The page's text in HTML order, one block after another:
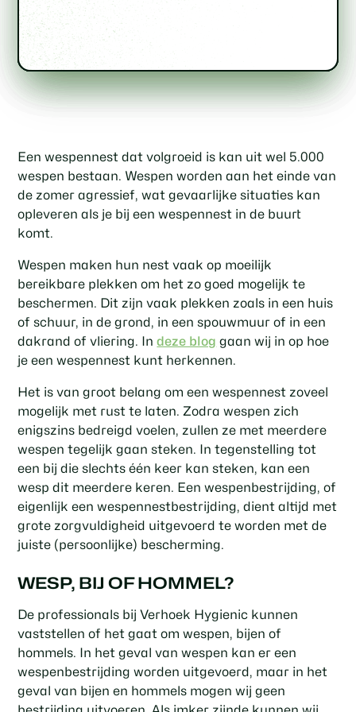
Een wespennest dat volgroeid is kan uit wel 5.000
wespen bestaan. Wespen worden aan het einde van
de zomer agressief, wat gevaarlijke situaties kan
opleveren als je bij een wespennest in de buurt
komt.
Wespen maken hun nest vaak op moeilijk
bereikbare plekken om het zo goed mogelijk te
beschermen. Dit zijn vaak plekken zoals in een huis
of schuur, in de grond, in een spouwmuur of in een
dakrand of vliering. Indeze blog gaan wij in op hoe
je een wespennest kunt herkennen.
Het is van groot belang om een wespennest zoveel
mogelijk met rust te laten. Zodra wespen zich
enigszins bedreigd voelen, zullen ze met meerdere
wespen tegelijk gaan steken. In tegenstelling tot
een bij die slechts één keer kan steken, kan een
wesp dit meerdere keren. Een wespenbestrijding, of
eigenlijk eenwespennestbestrijding, dient altijd met
grote zorgvuldigheid uitgevoerd te worden met de
juiste (persoonlijke) bescherming.
WESP, BIJ OF HOMMEL?
De professionals bij Verhoek Hygienic kunnen
vaststellen of het gaat om wespen, bijen of
hommels. In het geval van wespen kan er een
wespenbestrijding worden uitgevoerd, maar in het
geval van bijen en hommels mogen wij geen